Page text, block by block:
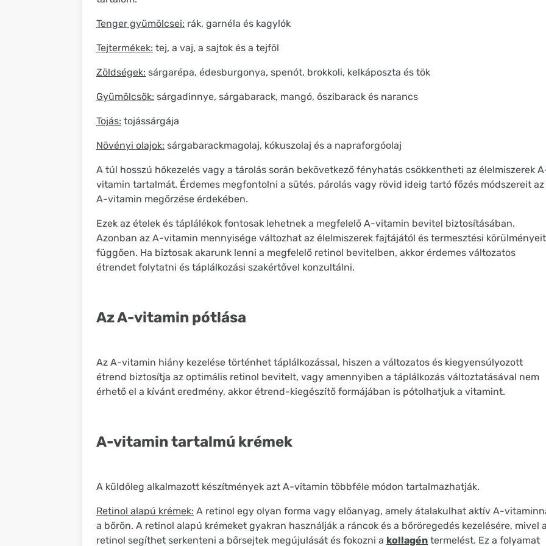
Tenger gyümölcsei: rák, garnéla és kagylók
Tejtermékek: tej, a vaj, a sajtok és a tejföl
Zöldségek: sárgarépa, édesburgonya, spenót, brokkoli, kelkáposzta és tök
Gyümölcsök: sárgadinnye, sárgabarack, mangó, őszibarack és narancs
Tojás: tojássárgája
Növényi olajok: sárgabarackmagolaj, kókuszolaj és a napraforgóolaj
A túl hosszú hőkezelés vagy a tárolás során bekövetkező fényhatás csökkentheti az élelmiszerek
vitamin tartalmát. Érdemes megfontolni a sütés, párolás vagy rövid ideig tartó főzés módszereit az
A-vitamin megőrzése érdekében.
Ezek az ételek és táplálékok fontosak lehetnek a megfelelő A-vitamin bevitel biztosításában.
Azonban az A-vitamin mennyisége változhat az élelmiszerek fajtájától és termesztési
függően. Ha biztosak akarunk lenni a megfelelő retinol bevitelben, akkor érdemes változatos
étrendet folytatni és táplálkozási szakértővel konzultálni.
Az A-vitamin pótlása
Az A-vitamin hiány kezelése történhet táplálkozással, hiszen a változatos és kiegyensúlyozott
étrend biztosítja az optimális retinol bevitelt, vagy amennyiben a táplálkozás változtatásával nem
érhető el a kívánt eredmény, akkor étrend-kiegészítő formájában is pótolhatjuk a vitamint.
A-vitamin tartalmú krémek
A küldőleg alkalmazott készítmények azt A-vitamin többféle módon tartalmazhatják.
Retinol alapú krémek: A retinol egy olyan forma vagy előanyag, amely átalakulhat aktív A-
a bőrön. A retinol alapú krémeket gyakran használják a ráncok és a bőröregedés kezelésére, mivel
retinol segíthet serkenteni a bőrsejtek megújulását és fokozni a kollagén termelést. Ez a folyamat